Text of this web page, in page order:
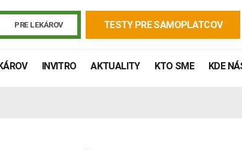
PRE LEKÁROV TESTY PRE SAMOPLATCOV
INVITRO AKTUALITY KTO SME KDE